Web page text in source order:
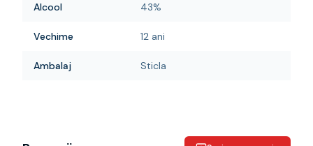
Alcool 43%
Vechime 12 ani
Ambalaj Sticla